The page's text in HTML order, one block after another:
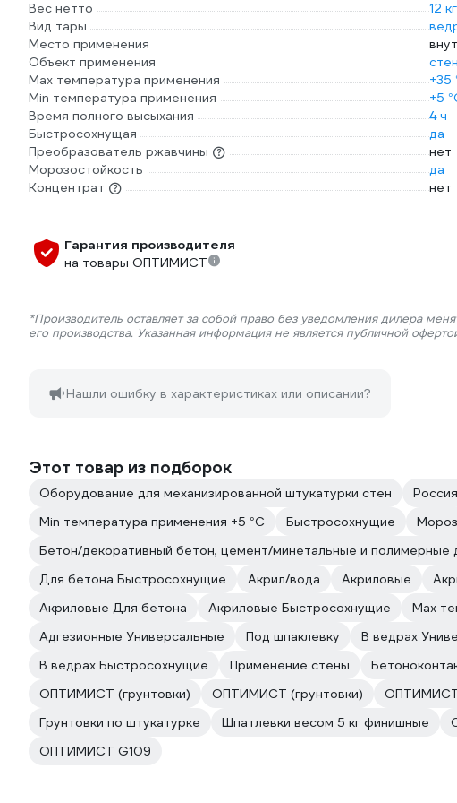
Вес нетто
12 кг
Вид тары
Место применения
Объект применения
Max температура применения
+35
Min температура применения
+5
Время полного высыхания
4 ч
Быстросохнущая
да
Преобразователь ржавчины
нет
Морозостойкость
да
Концентрат
нет
Гарантия производителя
на товары ОПТИМИСТ
*Производитель оставляет за собой право без уведомления дилера
его производства. Указанная информация не является публичной
Нашли ошибку в характеристиках или описании?
Этот товар из подборок
Оборудование для механизированной штукатурки стен Россия
Min температура применения +5 °С
Быстросохнущие
Бетон/декоративный бетон, цемент/минетальные и
Для бетона Быстросохнущие
Акрил/вода Акриловые
Акриловые Для бетона
Акриловые Быстросохнущие Max
Адгезионные Универсальные
Под шпаклевку В ведрах
В ведрах Быстросохнущие
Применение стены
ОПТИМИСТ (грунтовки)
ОПТИМИСТ (грунтовки) ОПТИМИСТ
Грунтовки по штукатурке
Шпатлевки весом 5 кг финишные
ОПТИМИСТ G109